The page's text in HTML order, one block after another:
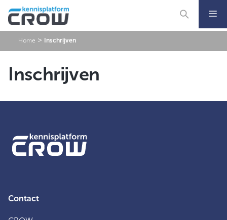
naar
de
Home > Inschrijven
Inschrijven
Contact